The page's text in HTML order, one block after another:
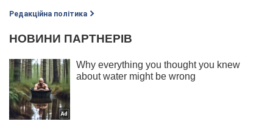
Редакційна політика